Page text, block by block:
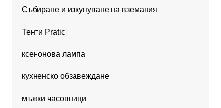
Събиране и изкупуване на вземания
Тенти Pratic
ксенонова лампа
кухненско обзавеждане
мъжки часовници